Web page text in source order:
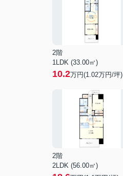
2階
1LDK (33.00㎡)
10.2万円(1.02万円/坪)
2階
2LDK (56.00㎡)